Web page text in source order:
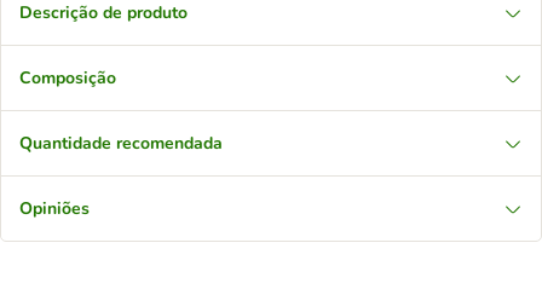
Descrição de produto
Composição
Quantidade recomendada
Opiniões